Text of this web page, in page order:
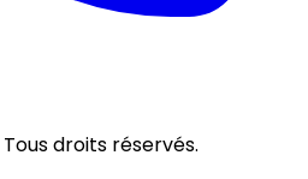
droits réservés.